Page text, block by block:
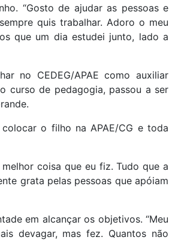
“Gosto de ajudar as pessoas e
quis trabalhar. Adoro o meu
que um dia estudei junto, lado a
no CEDEG/APAE como auxiliar
curso de pedagogia, passou a ser
o filho na APAE/CG e toda
coisa que eu fiz. Tudo que a
grata pelas pessoas que apóiam
em alcançar os objetivos. “Meu
devagar, mas fez. Quantos não